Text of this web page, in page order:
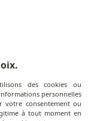
plancha
des cookies ou
personnelles
votre consentement ou
à tout moment en